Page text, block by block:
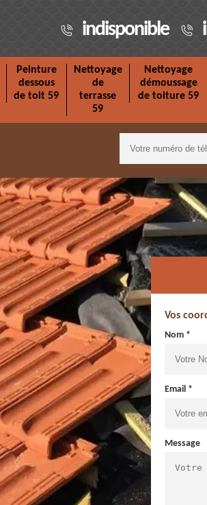
indisponible
Peinture
dessous
de toit 59
Nettoyage
de
terrasse
59
Nettoyage
démoussage
de toiture 59
Vos
Nom *
Email *
Message